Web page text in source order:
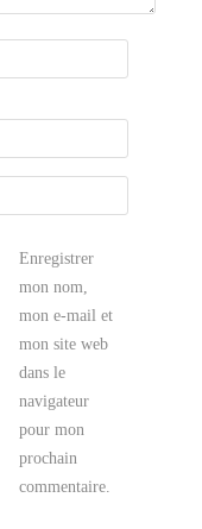
Enregistrer
mon nom,
mon e-mail et
mon site web
dans le
navigateur
pour mon
prochain
commentaire.